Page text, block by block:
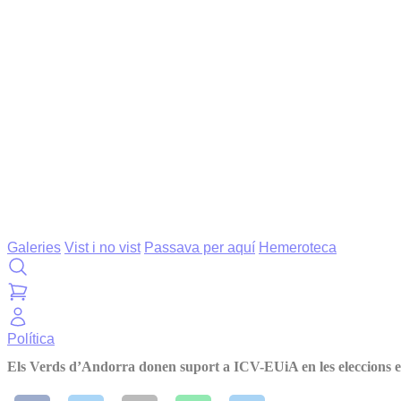
Galeries Vist i no vist Passava per aquí Hemeroteca
Política
Els Verds d’Andorra donen suport a ICV-EUiA en les eleccions